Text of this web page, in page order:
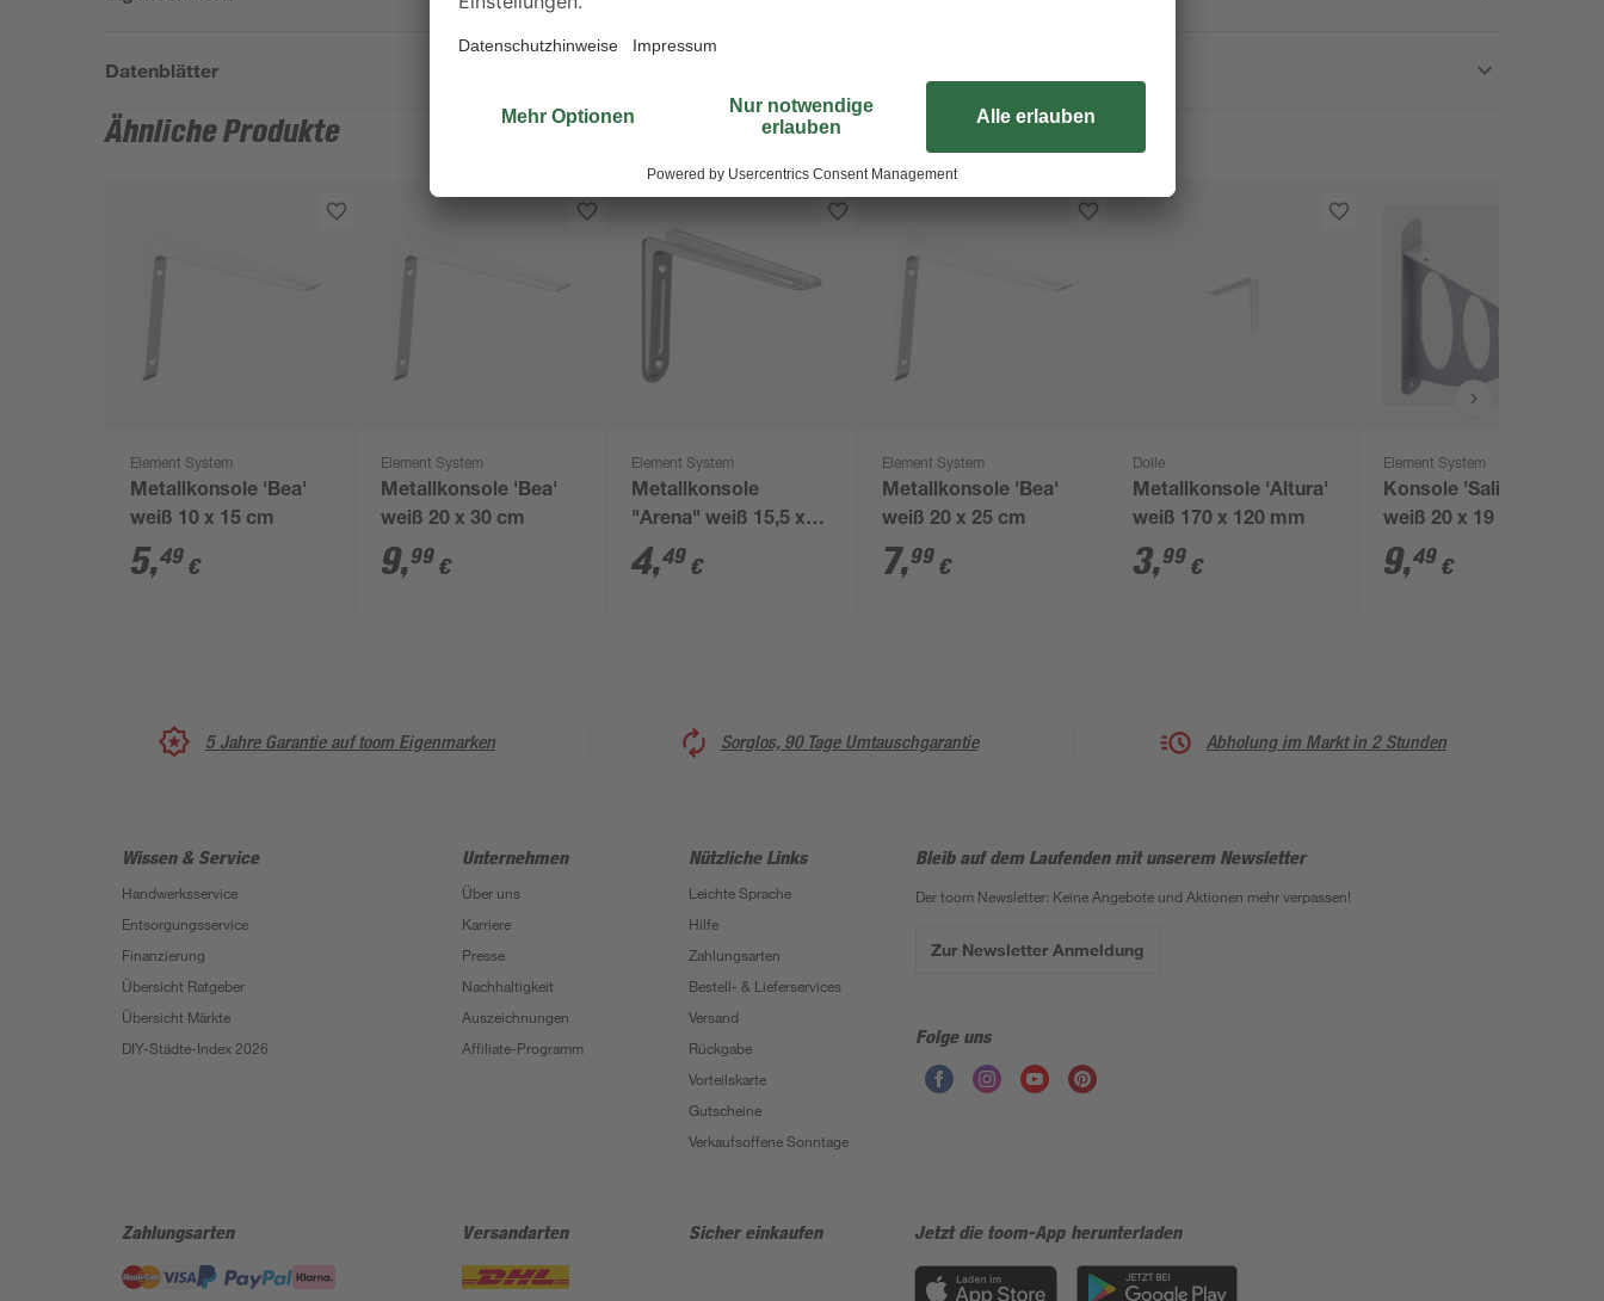
Datenblätter
Ähnliche Produkte
Element System
Metallkonsole 'Bea'
weiß 10 x 15 cm
5,49 €
Element System
Metallkonsole 'Bea'
weiß 20 x 30 cm
9,99 €
Element System
Metallkonsole
"Arena" weiß 15,5 x
22 cm
4,49 €
Element System
Metallkonsole 'Bea'
weiß 20 x 25 cm
7,99 €
Dolle
Metallkonsole 'Altura'
weiß 170 x 120 mm
3,99 €
Element System
Konsole 'Salida' Stahl
weiß 20 x 19 cm
9,49 €
5 Jahre Garantie auf toom Eigenmarken Sorglos, 90 Tage Umtauschgarantie Abholung im Markt in 2 Stunden
Wissen & Service
Handwerksservice
Entsorgungsservice
Finanzierung
Übersicht Ratgeber
Übersicht Märkte
DIY-Städte-Index 2026
Unternehmen
Über uns
Karriere
Presse
Nachhaltigkeit
Auszeichnungen
Affiliate-Programm
Nützliche Links
Leichte Sprache
Hilfe
Zahlungsarten
Bestell- & Lieferservices
Versand
Rückgabe
Vorteilskarte
Gutscheine
Verkaufsoffene Sonntage
Bleib auf dem Laufenden mit unserem Newsletter
Der toom Newsletter: Keine Angebote und Aktionen mehr verpassen!
Zur Newsletter Anmeldung
Folge uns
Zahlungsarten Versandarten Sicher einkaufen Jetzt die toom-App herunterladen